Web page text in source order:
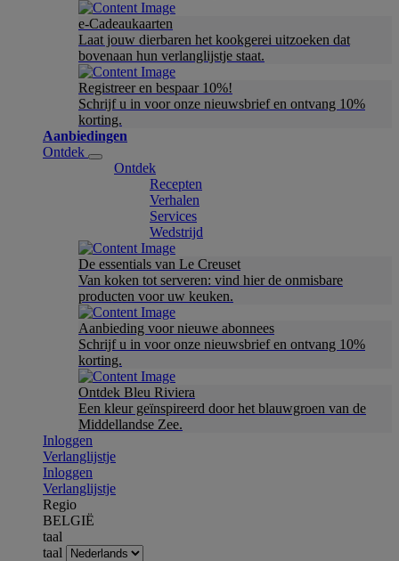
e-Cadeaukaarten
Laat jouw dierbaren het kookgerei uitzoeken dat
bovenaan hun verlanglijstje staat.
Registreer en bespaar 10%!
Schrijf u in voor onze nieuwsbrief en ontvang 10%
korting.
Aanbiedingen
Ontdek
Ontdek
Recepten
Verhalen
Services
Wedstrijd
De essentials van Le Creuset
Van koken tot serveren: vind hier de onmisbare
producten voor uw keuken.
Aanbieding voor nieuwe abonnees
Schrijf u in voor onze nieuwsbrief en ontvang 10%
korting.
Ontdek Bleu Riviera
Een kleur geïnspireerd door het blauwgroen van de
Middellandse Zee.
Inloggen
Verlanglijstje
Inloggen
Verlanglijstje
Regio
BELGIË
taal
taal